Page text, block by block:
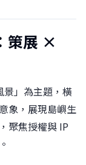
策展 ×
景」為主題，橫
象，展現島嶼生
聚焦授權與 IP